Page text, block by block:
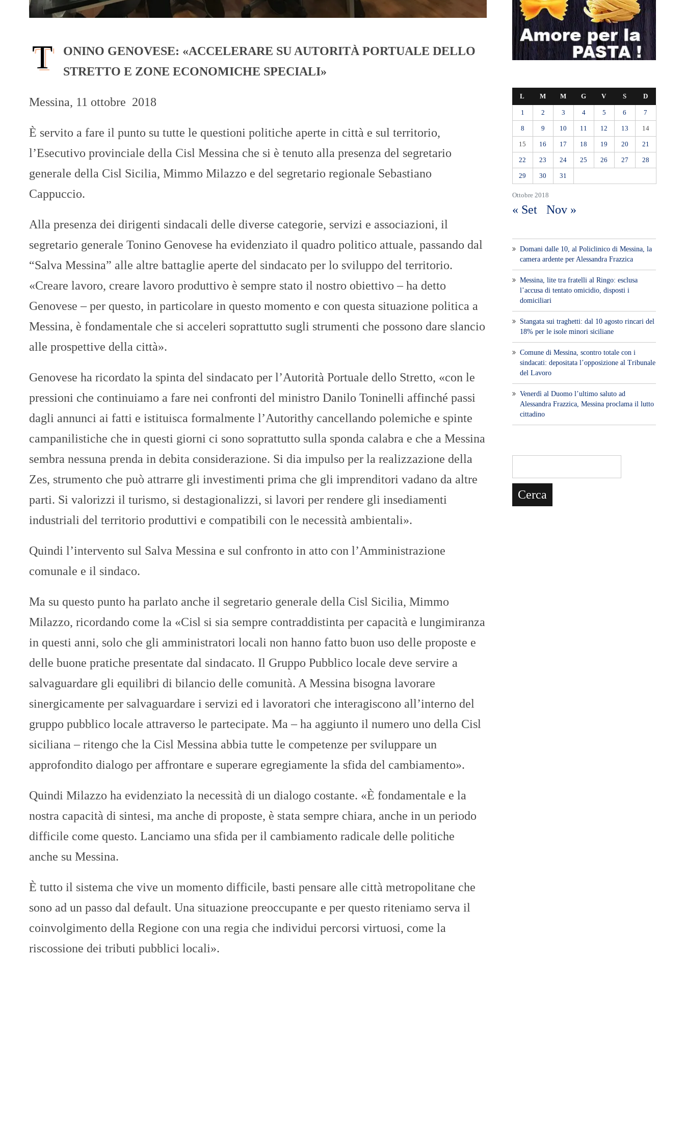
T
ONINO GENOVESE: «ACCELERARE SU AUTORITÀ PORTUALE DELLO
STRETTO E ZONE ECONOMICHE SPECIALI»
Messina, 11 ottobre 2018
È servito a fare il punto su tutte le questioni politiche aperte in città e sul territorio,
l’Esecutivo provinciale della Cisl Messina che si è tenuto alla presenza del segretario
generale della Cisl Sicilia, Mimmo Milazzo e del segretario regionale Sebastiano
Cappuccio.
Alla presenza dei dirigenti sindacali delle diverse categorie, servizi e associazioni, il
segretario generale Tonino Genovese ha evidenziato il quadro politico attuale, passando dal
“Salva Messina” alle altre battaglie aperte del sindacato per lo sviluppo del territorio.
«Creare lavoro, creare lavoro produttivo è sempre stato il nostro obiettivo – ha detto
Genovese – per questo, in particolare in questo momento e con questa situazione politica a
Messina, è fondamentale che si acceleri soprattutto sugli strumenti che possono dare slancio
alle prospettive della città».
Genovese ha ricordato la spinta del sindacato per l’Autorità Portuale dello Stretto, «con le
pressioni che continuiamo a fare nei confronti del ministro Danilo Toninelli affinché passi
dagli annunci ai fatti e istituisca formalmente l’Autorithy cancellando polemiche e spinte
campanilistiche che in questi giorni ci sono soprattutto sulla sponda calabra e che a Messina
sembra nessuna prenda in debita considerazione. Si dia impulso per la realizzazione della
Zes, strumento che può attrarre gli investimenti prima che gli imprenditori vadano da altre
parti. Si valorizzi il turismo, si destagionalizzi, si lavori per rendere gli insediamenti
industriali del territorio produttivi e compatibili con le necessità ambientali».
Quindi l’intervento sul Salva Messina e sul confronto in atto con l’Amministrazione
comunale e il sindaco.
Ma su questo punto ha parlato anche il segretario generale della Cisl Sicilia, Mimmo
Milazzo, ricordando come la «Cisl si sia sempre contraddistinta per capacità e lungimiranza
in questi anni, solo che gli amministratori locali non hanno fatto buon uso delle proposte e
delle buone pratiche presentate dal sindacato. Il Gruppo Pubblico locale deve servire a
salvaguardare gli equilibri di bilancio delle comunità. A Messina bisogna lavorare
sinergicamente per salvaguardare i servizi ed i lavoratori che interagiscono all’interno del
gruppo pubblico locale attraverso le partecipate. Ma – ha aggiunto il numero uno della Cisl
siciliana – ritengo che la Cisl Messina abbia tutte le competenze per sviluppare un
approfondito dialogo per affrontare e superare egregiamente la sfida del cambiamento».
Quindi Milazzo ha evidenziato la necessità di un dialogo costante. «È fondamentale e la
nostra capacità di sintesi, ma anche di proposte, è stata sempre chiara, anche in un periodo
difficile come questo. Lanciamo una sfida per il cambiamento radicale delle politiche
anche su Messina.
È tutto il sistema che vive un momento difficile, basti pensare alle città metropolitane che
sono ad un passo dal default. Una situazione preoccupante e per questo riteniamo serva il
coinvolgimento della Regione con una regia che individui percorsi virtuosi, come la
riscossione dei tributi pubblici locali».
Ottobre 2018
L M M G V S D
1 2 3 4 5 6 7
8 9 10 11 12 13 14
15 16 17 18 19 20 21
22 23 24 25 26 27 28
29 30 31
« Set Nov »
Domani dalle 10, al Policlinico di Messina, la
camera ardente per Alessandra Frazzica
Messina, lite tra fratelli al Ringo: esclusa
l’accusa di tentato omicidio, disposti i
domiciliari
Stangata sui traghetti: dal 10 agosto rincari del
18% per le isole minori siciliane
Comune di Messina, scontro totale con i
sindacati: depositata l’opposizione al Tribunale
del Lavoro
Venerdì al Duomo l’ultimo saluto ad
Alessandra Frazzica, Messina proclama il lutto
cittadino